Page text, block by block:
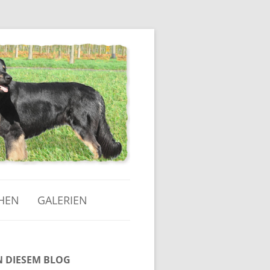
GALERIEN
Von der Geburt bis zur
DIESEM BLOG